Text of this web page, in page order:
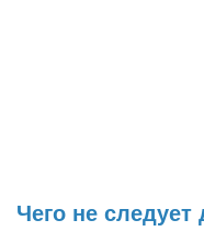
Чего не